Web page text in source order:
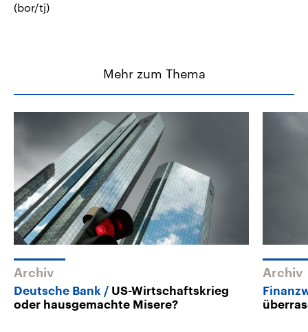
(bor/tj)
Mehr zum Thema
Archiv
Deutsche Bank
US-Wirtschaftskrieg
oder hausgemachte Misere?
Archiv